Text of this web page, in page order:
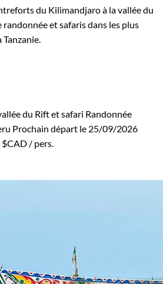
du Kilimandjaro à la vallée du
et safaris dans les plus
du Rift et safari Randonnée
Prochain départ le 25/09/2026
$CAD / pers.